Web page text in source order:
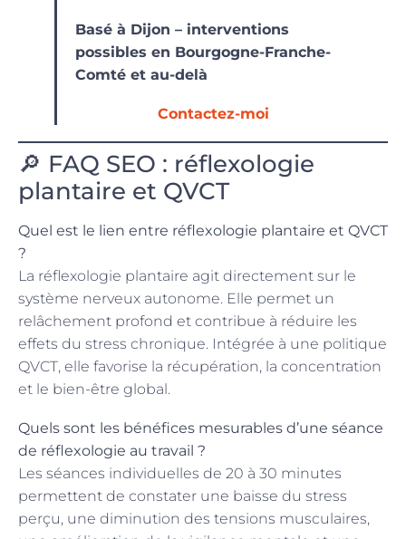
Basé à Dijon – interventions
possibles en Bourgogne-Franche-
Comté et au-delà
Contactez-moi
🔎 FAQ SEO : réflexologie
plantaire et QVCT
Quel est le lien entre réflexologie plantaire et QVCT
?
La réflexologie plantaire agit directement sur le
système nerveux autonome. Elle permet un
relâchement profond et contribue à réduire les
effets du stress chronique. Intégrée à une politique
QVCT, elle favorise la récupération, la concentration
et le bien-être global.
Quels sont les bénéfices mesurables d’une séance
de réflexologie au travail ?
Les séances individuelles de 20 à 30 minutes
permettent de constater une baisse du stress
perçu, une diminution des tensions musculaires,